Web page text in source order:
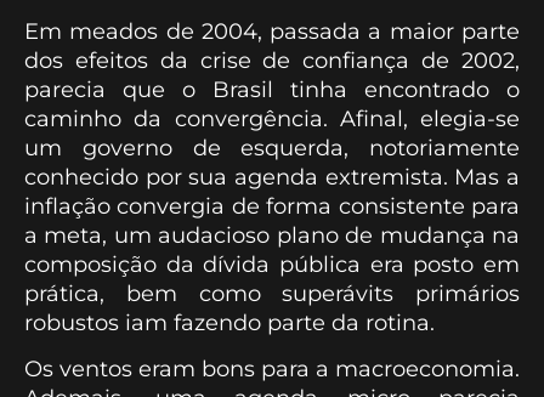
Em meados de 2004, passada a maior parte
dos efeitos da crise de confiança de 2002,
parecia que o Brasil tinha encontrado o
caminho da convergência. Afinal, elegia-se
um governo de esquerda, notoriamente
conhecido por sua agenda extremista. Mas a
inflação convergia de forma consistente para
a meta, um audacioso plano de mudança na
composição da dívida pública era posto em
prática, bem como superávits primários
robustos iam fazendo parte da rotina.
Os ventos eram bons para a macroeconomia.